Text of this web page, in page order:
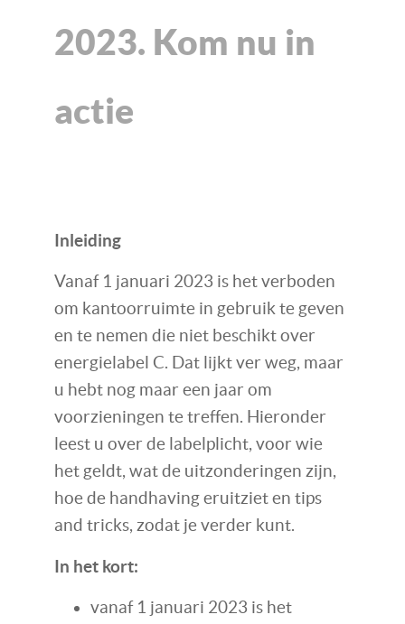
2023. Kom nu in
actie
Inleiding
Vanaf 1 januari 2023 is het verboden
om kantoorruimte in gebruik te geven
en te nemen die niet beschikt over
energielabel C. Dat lijkt ver weg, maar
u hebt nog maar een jaar om
voorzieningen te treffen. Hieronder
leest u over de labelplicht, voor wie
het geldt, wat de uitzonderingen zijn,
hoe de handhaving eruitziet en tips
and tricks, zodat je verder kunt.
In het kort:
vanaf 1 januari 2023 is het